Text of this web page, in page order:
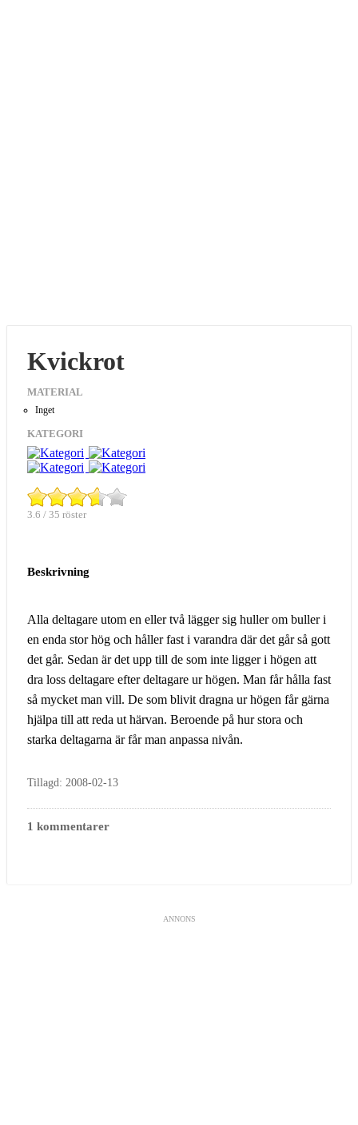
Kvickrot
MATERIAL
Inget
KATEGORI
3.6 / 35 röster
Beskrivning
Alla deltagare utom en eller två lägger sig huller om buller i
en enda stor hög och håller fast i varandra där det går så gott
det går. Sedan är det upp till de som inte ligger i högen att
dra loss deltagare efter deltagare ur högen. Man får hålla fast
så mycket man vill. De som blivit dragna ur högen får gärna
hjälpa till att reda ut härvan. Beroende på hur stora och
starka deltagarna är får man anpassa nivån.
Tillagd: 2008-02-13
1 kommentarer
ANNONS